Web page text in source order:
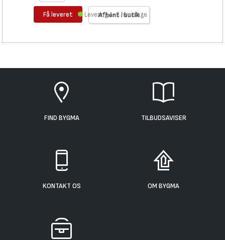
Få leveret Afhent i butik
Levering 1-3 hverdage
FIND BYGMA TILBUDSAVISER
KONTAKT OS OM BYGMA